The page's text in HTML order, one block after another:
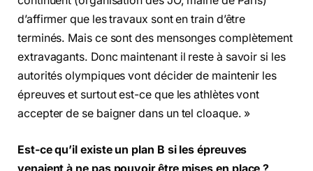
d’affirmer que les travaux sont en train d’être
terminés. Mais ce sont des mensonges complètement
extravagants. Donc maintenant il reste à savoir si les
autorités olympiques vont décider de maintenir les
épreuves et surtout est-ce que les athlètes vont
accepter de se baigner dans un tel cloaque. »
Est-ce qu’il existe un plan B si les épreuves